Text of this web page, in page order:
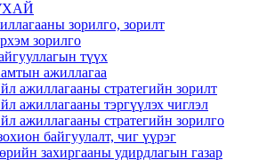
зорилго, зорилт
зорилго
түүх
ажиллагаа
ажиллагааны стратегийн зорилт
ажиллагааны тэргүүлэх чиглэл
ажиллагааны стратегийн зорилго
байгуулалт, чиг үүрэг
захиргааны удирдлагын газар